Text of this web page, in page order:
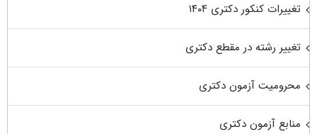
تغییرات کنکور دکتری ۱۴۰۴
تغییر رشته در مقطع دکتری
محرومیت آزمون دکتری
منابع آزمون دکتری